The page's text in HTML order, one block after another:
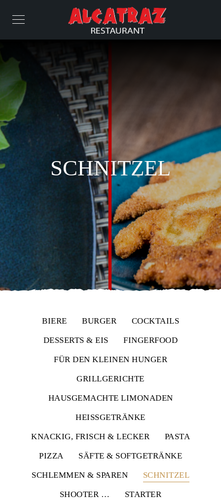
SCHNITZEL
BIERE BURGER COCKTAILS
DESSERTS & EIS FINGERFOOD
FÜR DEN KLEINEN HUNGER
GRILLGERICHTE
HAUSGEMACHTE LIMONADEN
HEISSGETRÄNKE
KNACKIG, FRISCH & LECKER PASTA
PIZZA SÄFTE & SOFTGETRÄNKE
SCHLEMMEN & SPAREN SCHNITZEL
SHOOTER … STARTER